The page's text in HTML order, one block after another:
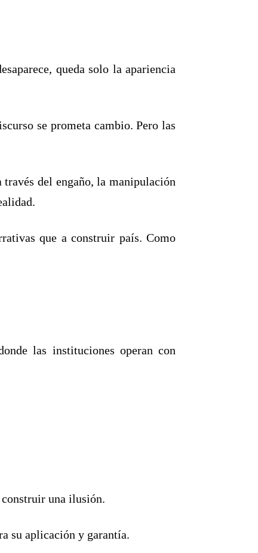
queda solo la apariencia
se prometa cambio. Pero las
del engaño, la manipulación
que a construir país. Como
las instituciones operan con
una ilusión.
su aplicación y garantía.